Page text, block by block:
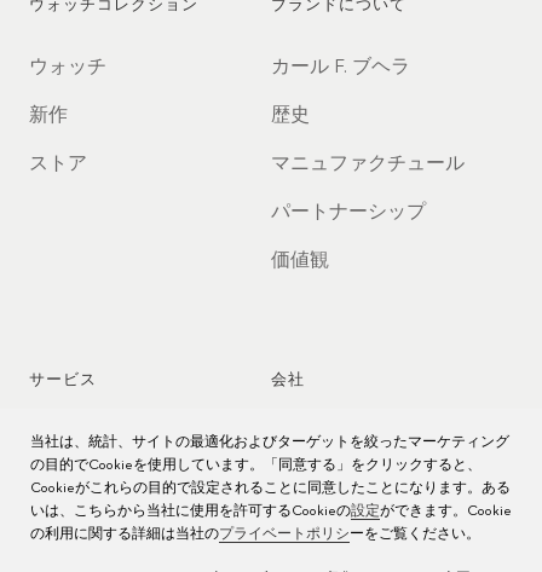
ウォッチコレクション
ウォッチ
新作
ストア
ブランドについて
カール F. ブヘラ
歴史
マニュファクチュール
パートナーシップ
価値観
サービス
時計アフターサービス
時計のお手入れ
取扱説明書
会社
ジョブズ
プレス
お問い合わせ先
当社は、統計、サイトの最適化およびターゲットを絞ったマーケティング
の目的でCookieを使用しています。「同意する」をクリックすると、
Cookieがこれらの目的で設定されることに同意したことになります。ある
いは、こちらから当社に使用を許可するCookieの設定ができます。Cookie
の利用に関する詳細は当社のプライベートポリシーをご覧ください。